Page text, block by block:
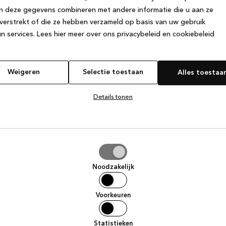
deze gegevens combineren met andere informatie die u aan ze
of die ze hebben verzameld op basis van uw gebruik
services. Lees hier meer over ons privacybeleid en cookiebeleid
Weigeren Selectie toestaan Alles
Details tonen
Noodzakelijk
Voorkeuren
Statistieken
has occurred while loadingwww.kvik.be (see the